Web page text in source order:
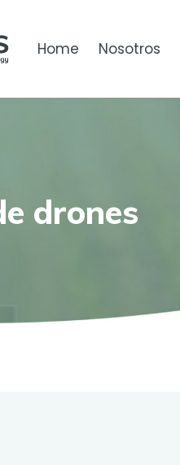
Home Nosotros
drones